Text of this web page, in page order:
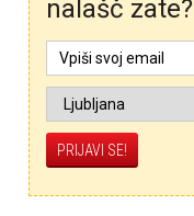
nalašč zate?